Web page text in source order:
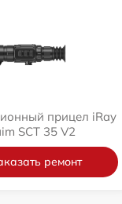
прицел iRay
SCT 35 V2
ремонт